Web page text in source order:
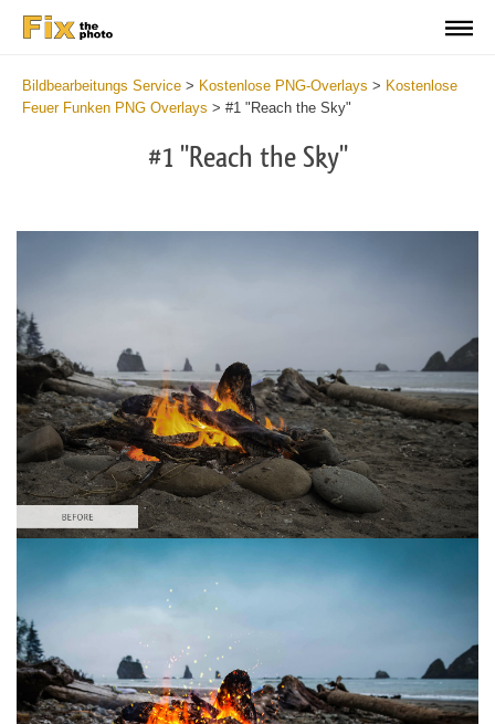
Bildbearbeitungs Service > Kostenlose PNG-Overlays > Kostenlose
Feuer Funken PNG Overlays > #1 "Reach the Sky"
#1 "Reach the Sky"
Bitte wählen Sie
Free PNG Overlay #1